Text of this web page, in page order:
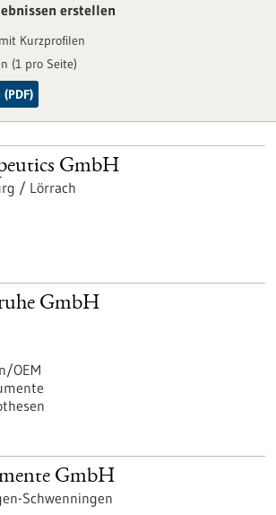
erstellen
mit Kurzprofilen
(1 pro Seite)
GmbH
/ Lörrach
GmbH
OEM
GmbH
Schwenningen